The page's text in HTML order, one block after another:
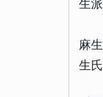
生
麻
生